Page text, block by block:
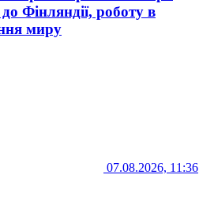
Фінляндії, роботу в
миру
07.08.2026, 11:36